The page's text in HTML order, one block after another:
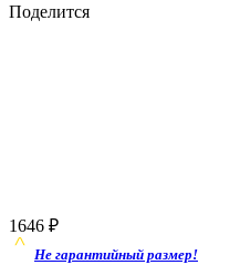
Поделится
1646 ₽
Не гарантийный размер!